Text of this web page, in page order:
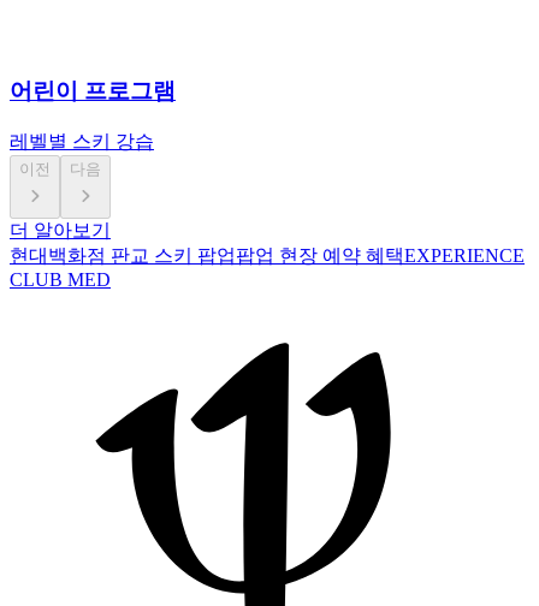
어린이 프로그램
레벨별 스키 강습
이전 다음
더 알아보기
현대백화점 판교 스키 팝업팝업 현장 예약 혜택EXPERIENCE
CLUB MED